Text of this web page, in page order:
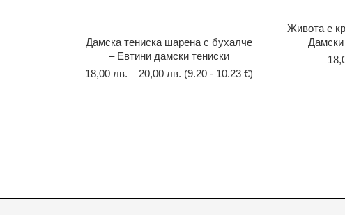
Живота е
Дамска тениска шарена с бухалче
– Евтини дамски тениски
18,00 лв. –20,00 лв. (9.20 - 10.23 €)